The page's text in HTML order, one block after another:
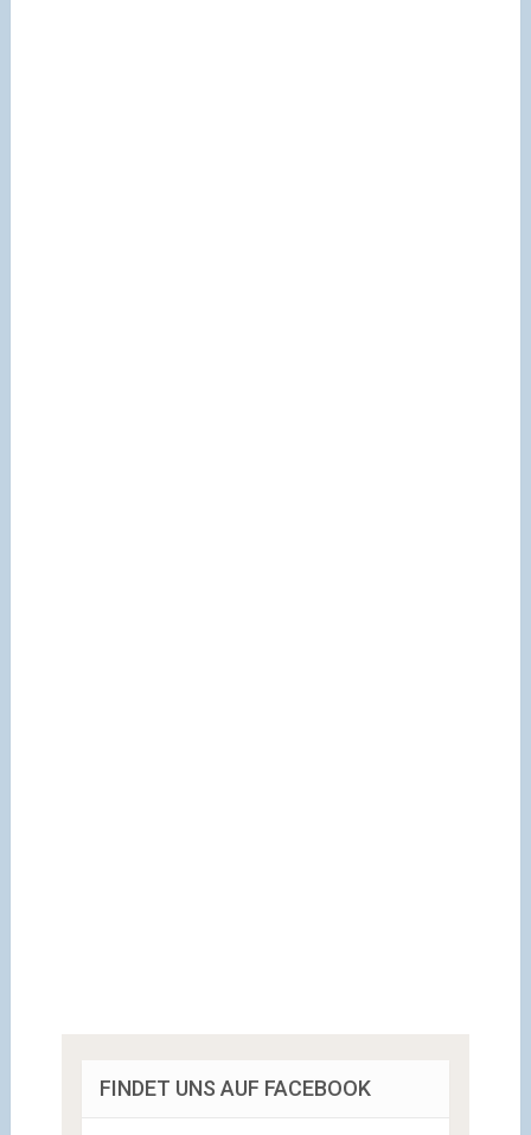
FINDET UNS AUF FACEBOOK